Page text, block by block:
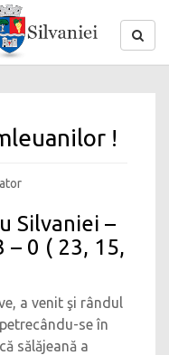
!
Silvaniei –
– 0 ( 23, 15,
a venit şi rândul
se în
sălăjeană a